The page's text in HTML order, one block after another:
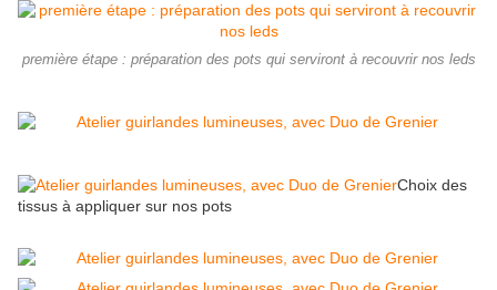
première étape : préparation des pots qui serviront à recouvrir nos leds
Choix des
tissus à appliquer sur nos pots